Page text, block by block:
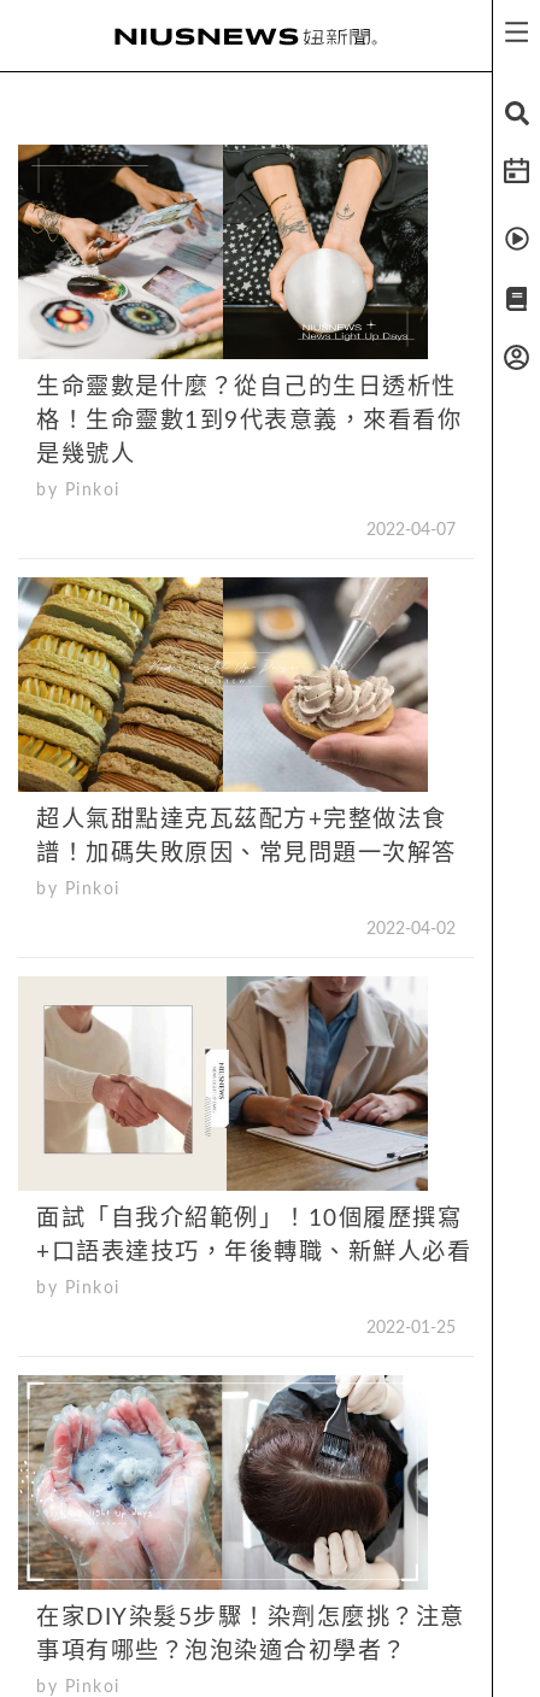
生命靈數是什麼？從自己的生日透析性
格！生命靈數1到9代表意義，來看看你
是幾號人
by Pinkoi
2022-04-07
超人氣甜點達克瓦茲配方+完整做法食
譜！加碼失敗原因、常見問題一次解答
by Pinkoi
2022-04-02
面試「自我介紹範例」！10個履歷撰寫
+口語表達技巧，年後轉職、新鮮人必看
by Pinkoi
2022-01-25
在家DIY染髮5步驟！染劑怎麼挑？注意
事項有哪些？泡泡染適合初學者？
by Pinkoi